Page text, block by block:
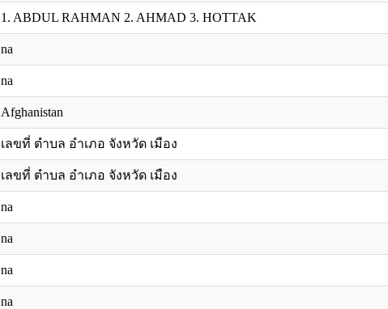
1. ABDUL RAHMAN 2. AHMAD 3. HOTTAK
na
na
Afghanistan
เลขที่ ตำบล อำเภอ จังหวัด เมือง
เลขที่ ตำบล อำเภอ จังหวัด เมือง
na
na
na
na